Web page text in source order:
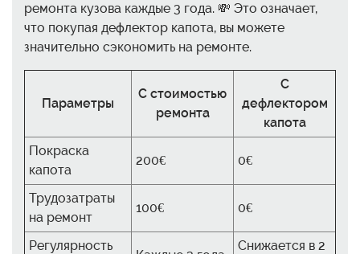
ремонта кузова каждые 3 года. 💸 Это означает,
что покупая дефлектор капота, вы можете
значительно сэкономить на ремонте.
Параметры
С стоимостью
ремонта
С
дефлектором
капота
Покраска
капота
200€ 0€
Трудозатраты
на ремонт
100€ 0€
Регулярность Снижается в 2